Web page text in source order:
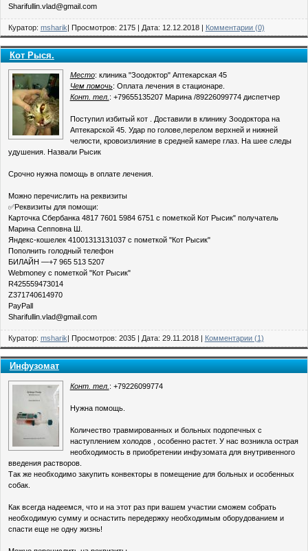
Sharifullin.vlad@gmail.com
Куратор: msharik| Просмотров: 2175 | Дата: 12.12.2018 | Комментарии (0)
Кот Рыся.
Место: клиника "Зоодоктор" Аптекарская 45
Чем помочь: Оплата лечения в стационаре.
Конт. тел. : +79655135207 Марина /89226099774 диспетчер
Поступил избитый кот . Доставили в клинику Зоодоктора на
Аптекарской 45. Удар по голове,перелом верхней и нижней
челюсти, кровоизлияние в средней камере глаз. На шее следы
удушения. Назвали Рысик
Срочно нужна помощь в оплате лечения.
Можно перечислить на реквизиты
✅Реквизиты для помощи:
Карточка Сбербанка 4817 7601 5984 6751 с пометкой Кот Рысик" получатель
Марина Сепповна Ш.
Яндекс-кошелек 41001313131037 с пометкой "Кот Рысик"
Пополнить голодный телефон
БИЛАЙН —+7 965 513 5207
Webmoney с пометкой "Кот Рысик"
R425559473014
Z371740614970
PayPall
Sharifullin.vlad@gmail.com
Куратор: msharik | Просмотров: 2035 | Дата: 29.11.2018 Комментарии (1)
Инфузомат
Конт. тел. : +79226099774
Нужна помощь.
Количество травмированных и больных подопечных с
наступлением холодов , особенно растет. У нас возникла острая
необходимость в приобретении инфузомата для внутривенного
введения растворов.
Так же необходимо закупить конвекторы в помещение для больных и особенных
собак.
Как всегда надеемся, что и на этот раз при вашем участии сможем собрать
необходимую сумму и оснастить передержку необходимым оборудованием и
спасти еще не одну жизнь!